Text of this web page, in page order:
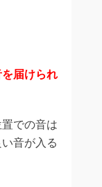
届けられ
での音は
音が入る